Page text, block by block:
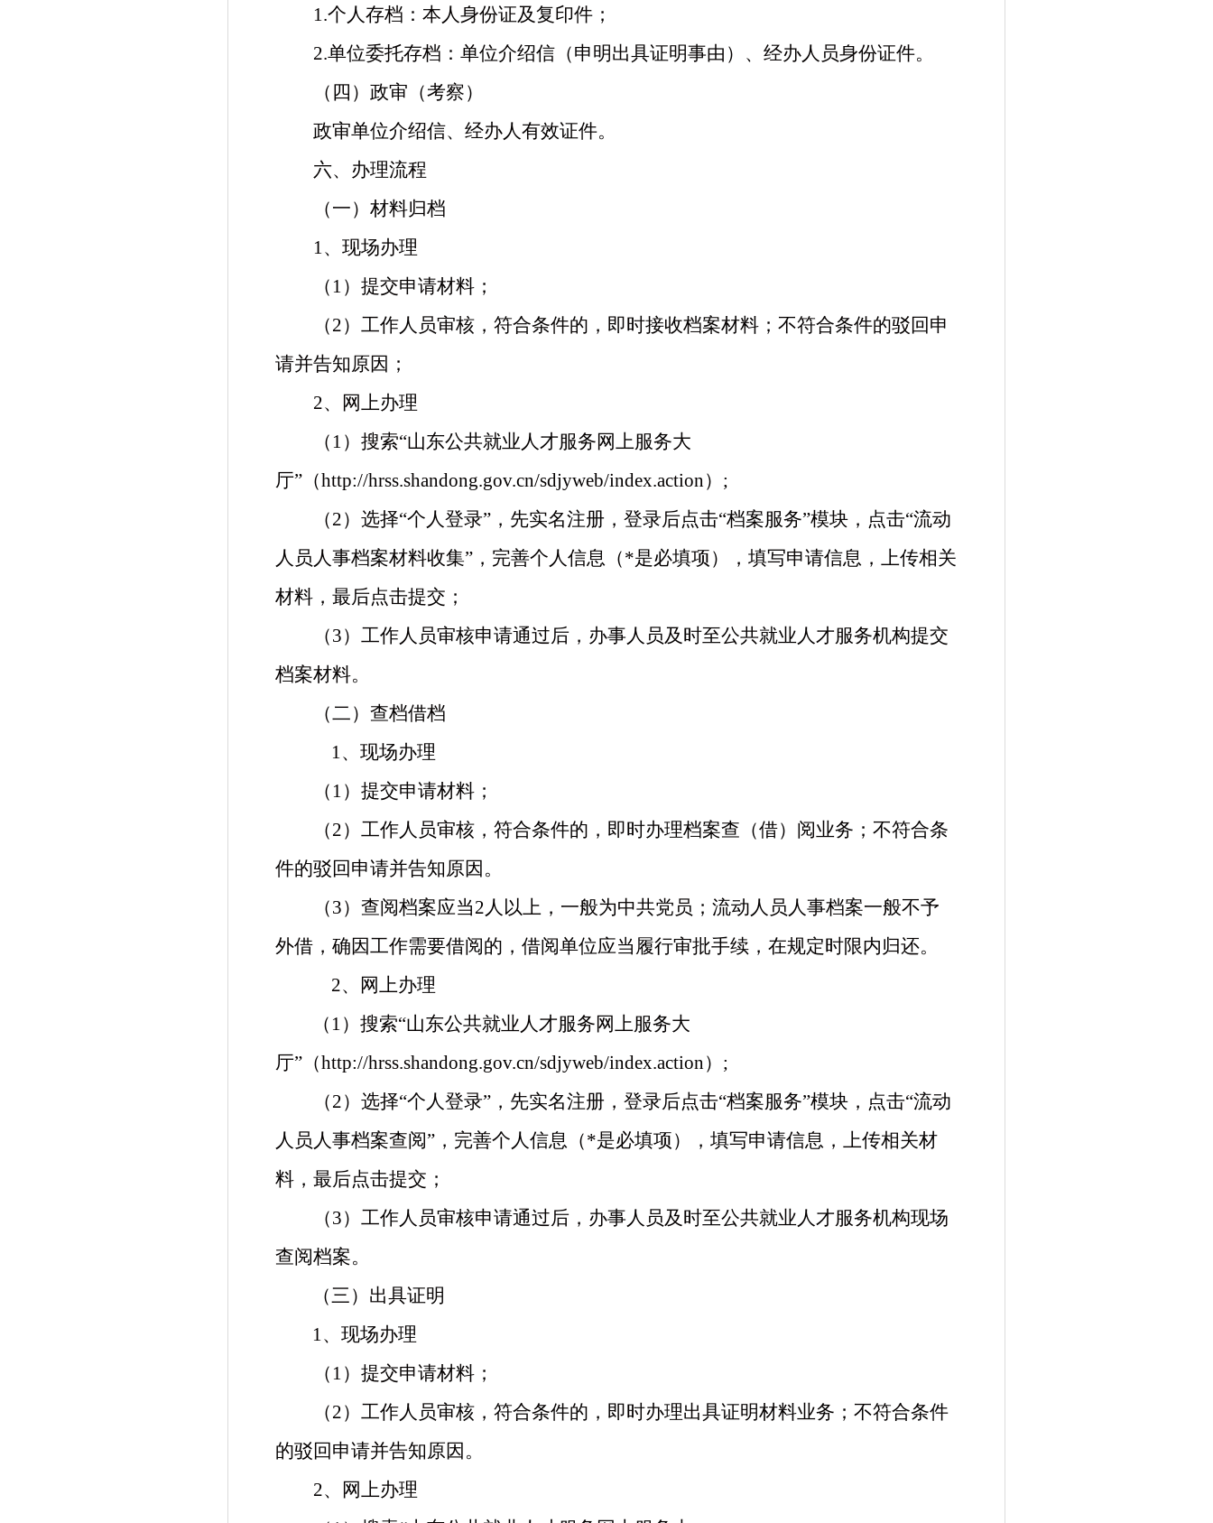
1.个人存档： 本人身份证及复印件 ；
2.单位委托存档： 单位介绍信（申明出具证明事由）、经办人 员身份证件。
（四）政审（考察）
政审单位介绍信、经办人有效证件。
六、 办理流程
（一） 材料归档
1、现场办理
（ 1）提交申请材料；
（2）工作人员审核，符合条件的，即时接收档案材料；不符合条件的驳回申
请并告知原因；
2、网上办理
（ 1）搜索“山东公共就业人才服务网上服务大
厅”（http://hrss.shandong.gov.cn/sdjyweb/index.action）;
（2）选择“个人登录”，先实名注册，登录后点击“档案服务”模块，点击“流动
人员人事档案材料收集”，完善个人信息（*是必填项），填写申请信息，上传相关
材料，最后点击提交；
（3）工作人员审核申请通过后，办事人员及时至公共就业人才服务机构提交
档案材料。
（二） 查档借档
1、 现场办理
（ 1） 提交申请材料；
（2） 工作人员审核，符合条件的，即时办理档案查（借）阅业务；不符合条
件的驳回申请并告知原因。
（3）查阅档案应当2人以上，一般为中共党员；流动人员人事档案一般不予
外借，确因工作需要借阅的，借阅单位应当履行审批手续，在规定时限内归还。
2、
网上办理
（ 1） 搜索“山东公共就业人才服务网上服务大
厅”（http://hrss.shandong.gov.cn/sdjyweb/index.action）;
（2） 选择“个人登录”，先实名注册，登录后点击“档案服务”模块，点击“流动
人员人事档案查阅”，完善个人信息（*是必填项），填写申请信息，上传相关材
料，最后点击提交；
（3）工作人员审核申请通过后，办事人员及时至公共就业人才服务机构现场
查阅档案。
（三） 出具证明
1、现场办理
（ 1）提交申请材料；
（2）工作人员审核，符合条件的，即时办理出具证明材料业务；不符合条件
的驳回申请并告知原因。
2、
网上办理